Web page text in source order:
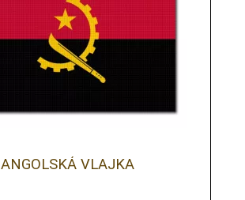
ANGOLSKÁ VLAJKA